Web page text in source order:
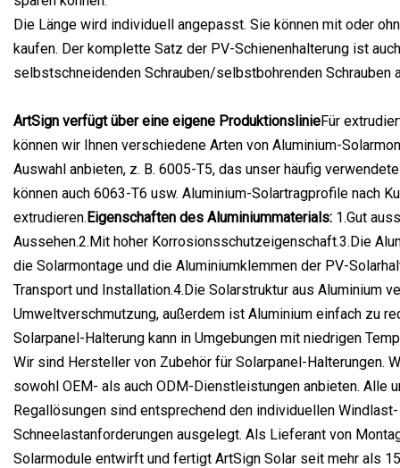
Die Länge wird individuell angepasst. Sie können mit oder
kaufen. Der komplette Satz der PV-Schienenhalterung ist
selbstschneidenden Schrauben/selbstbohrenden Schrauben
ArtSign verfügt über eine eigene ProduktionslinieFür
können wir Ihnen verschiedene Arten von Aluminium-
Auswahl anbieten, z. B. 6005-T5, das unser häufig
können auch 6063-T6 usw. Aluminium-Solartragprofile nach
extrudieren.Eigenschaften des Aluminiummaterials: 1.Gut
Aussehen.2.Mit hoher Korrosionsschutzeigenschaft.3.Die
die Solarmontage und die Aluminiumklemmen der PV-
Transport und Installation.4.Die Solarstruktur aus Aluminium
Umweltverschmutzung, außerdem ist Aluminium einfach zu
Solarpanel-Halterung kann in Umgebungen mit niedrigen
Wir sind Hersteller von Zubehör für Solarpanel-Halterungen.
sowohl OEM- als auch ODM-Dienstleistungen anbieten. Alle
Regallösungen sind entsprechend den individuellen
Schneelastanforderungen ausgelegt. Als Lieferant von
Solarmodule entwirft und fertigt ArtSign Solar seit mehr als